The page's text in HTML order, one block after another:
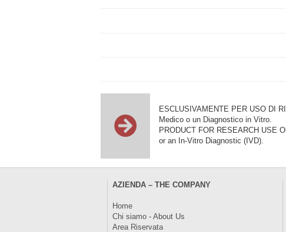
ESCLUSIVAMENTE PER USO DI
Medico o un Diagnostico in Vitro.
PRODUCT FOR RESEARCH USE
or an In-Vitro Diagnostic (IVD).
AZIENDA – THE COMPANY
Home
Chi siamo - About Us
Area Riservata